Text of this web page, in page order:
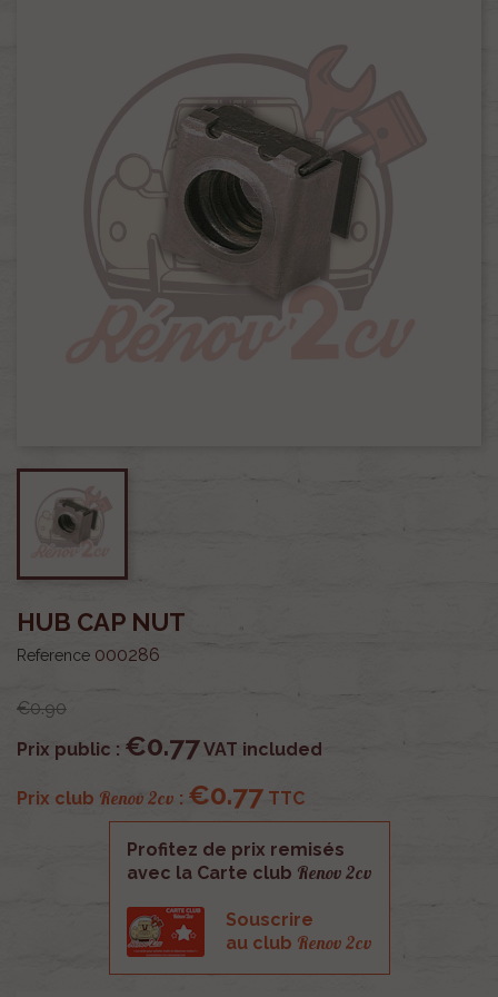
HUB CAP NUT
Reference 000286
€0.90
Prix public : €0.77VAT included
Prix club Renov 2cv : €0.77 TTC
Profitez de prix remisés
avec la Carte club Renov 2cv
Souscrire
au club Renov 2cv